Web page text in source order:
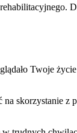
Twoje
skorzystanie z